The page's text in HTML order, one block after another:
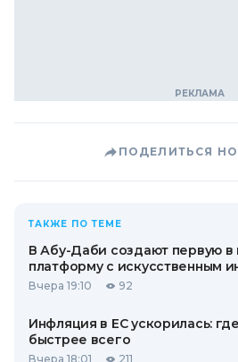
ПОДЕЛИТЬСЯ
ТАКЖЕ ПО ТЕМЕ
В Абу-Даби создают первую
платформу с искусственным
Вчера 19:10 92
Инфляция в ЕС ускорилась:
быстрее всего
Вчера 18:01 211